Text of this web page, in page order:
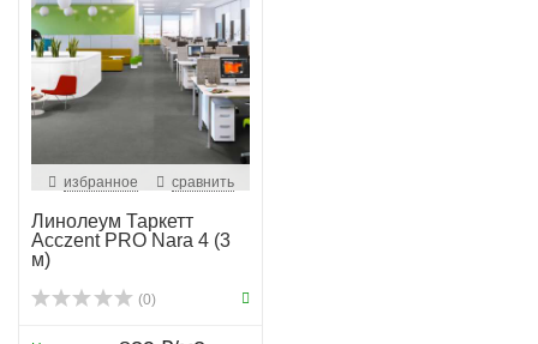
избранное сравнить
Линолеум Таркетт
Acczent PRO Nara 4 (3
м)
(0)